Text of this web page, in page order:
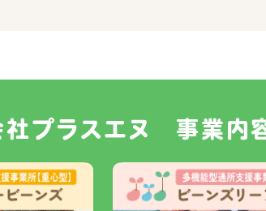
社プラスエヌ 事業内